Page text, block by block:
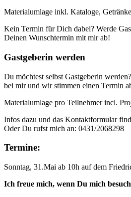
Materialumlage inkl. Kataloge,
Kein Termin für Dich dabei? Werde
Deinen Wunschtermin mit mir ab!
Gastgeberin werden
Du möchtest selbst Gastgeberin
bei mir und wir stimmen einen Termin
Materialumlage pro Teilnehmer incl.
Infos dazu und das Kontaktformular
Oder Du rufst mich an: 0431/2068298
Termine:
Sonntag, 31.Mai ab 10h auf dem
Ich freue mich, wenn Du mich